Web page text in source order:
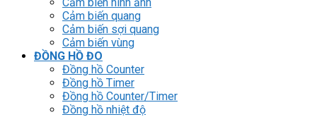
Cảm biến quang
Cảm biến sợi quang
Cảm biến vùng
ĐỒNG HỒ ĐO
Đồng hồ Counter
Đồng hồ Timer
Đồng hồ Counter/Timer
Đồng hồ nhiệt độ